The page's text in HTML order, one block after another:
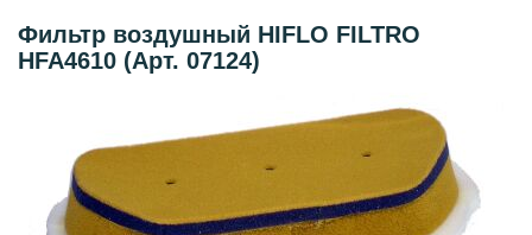
Фильтр воздушный HIFLO FILTRO
HFA4610 (Арт. 07124)